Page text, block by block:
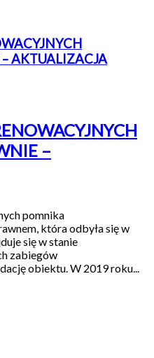
AKTUALIZACJA
–
pomnika
która odbyła się w
się w stanie
zabiegów
obiektu. W 2019 roku...